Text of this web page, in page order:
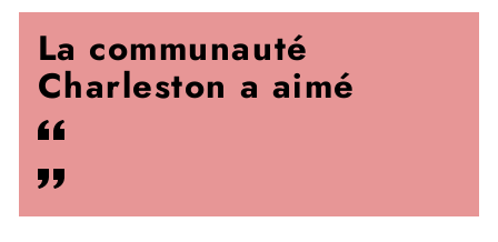
La communauté
Charleston a aimé